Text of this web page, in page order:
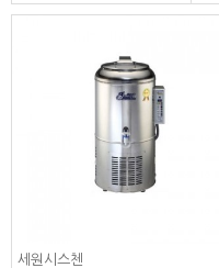
세원시스첸